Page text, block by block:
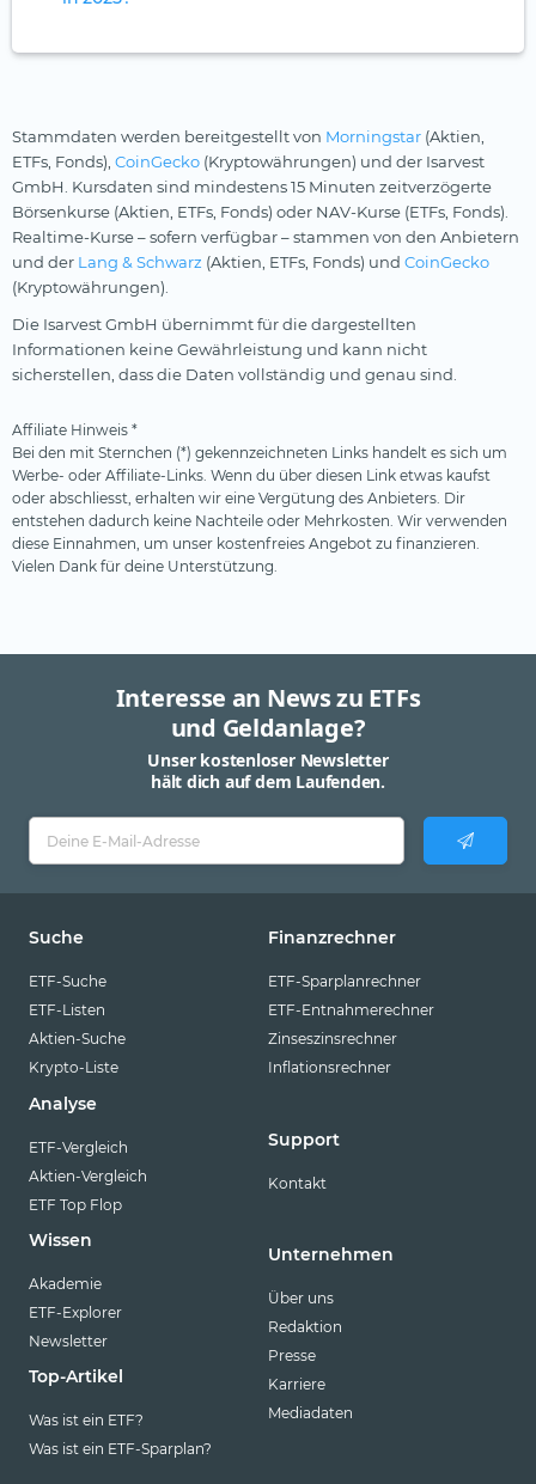
Stammdaten werden bereitgestellt von Morningstar (Aktien,
ETFs, Fonds), CoinGecko (Kryptowährungen) und der Isarvest
GmbH. Kursdaten sind mindestens 15 Minuten zeitverzögerte
Börsenkurse (Aktien, ETFs, Fonds) oder NAV-Kurse (ETFs, Fonds).
Realtime-Kurse – sofern verfügbar – stammen von den Anbietern
und der Lang & Schwarz (Aktien, ETFs, Fonds) und CoinGecko
(Kryptowährungen).
Die Isarvest GmbH übernimmt für die dargestellten
Informationen keine Gewährleistung und kann nicht
sicherstellen, dass die Daten vollständig und genau sind.
Affiliate Hinweis *
Bei den mit Sternchen (*) gekennzeichneten Links handelt es sich um
Werbe- oder Affiliate-Links. Wenn du über diesen Link etwas kaufst
oder abschliesst, erhalten wir eine Vergütung des Anbieters. Dir
entstehen dadurch keine Nachteile oder Mehrkosten. Wir verwenden
diese Einnahmen, um unser kostenfreies Angebot zu finanzieren.
Vielen Dank für deine Unterstützung.
Interesse an News zu ETFs
und Geldanlage?
Unser kostenloser Newsletter
hält dich auf dem Laufenden.
Suche
ETF-Suche
ETF-Listen
Aktien-Suche
Krypto-Liste
Analyse
ETF-Vergleich
Aktien-Vergleich
ETF Top Flop
Wissen
Akademie
ETF-Explorer
Newsletter
Top-Artikel
Was ist ein ETF?
Was ist ein ETF-Sparplan?
Finanzrechner
ETF-Sparplanrechner
ETF-Entnahmerechner
Zinseszinsrechner
Inflationsrechner
Support
Kontakt
Unternehmen
Über uns
Redaktion
Presse
Karriere
Mediadaten